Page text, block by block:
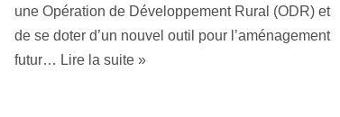
une Opération de Développement Rural (ODR) et
de se doter d’un nouvel outil pour l’aménagement
futur… Lire la suite »